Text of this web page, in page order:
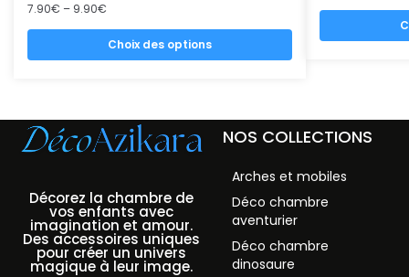
7.90€ – 9.90€
Choix des options
Décorez la chambre de
vos enfants avec
imagination et amour.
Des accessoires uniques
pour créer un univers
magique à leur image.
NOS COLLECTIONS
Arches et mobiles
Déco chambre
aventurier
Déco chambre
dinosaure